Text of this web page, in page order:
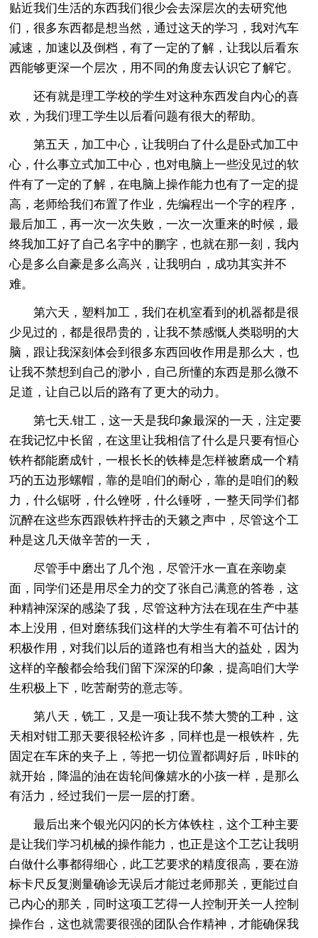
贴近我们生活的东西我们很少会去深层次的去研究他
们，很多东西都是想当然，通过这天的学习，我对汽车
减速，加速以及倒档，有了一定的了解，让我以后看东
西能够更深一个层次，用不同的角度去认识它了解它。
还有就是理工学校的学生对这种东西发自内心的喜
欢，为我们理工学生以后看问题有很大的帮助。
第五天，加工中心，让我明白了什么是卧式加工中
心，什么事立式加工中心，也对电脑上一些没见过的软
件有了一定的了解，在电脑上操作能力也有了一定的提
高，老师给我们布置了作业，先编程出一个字的程序，
最后加工，再一次一次失败，一次一次重来的时候，最
终我加工好了自己名字中的鹏字，也就在那一刻，我内
心是多么自豪是多么高兴，让我明白，成功其实并不
难。
第六天，塑料加工，我们在机室看到的机器都是很
少见过的，都是很昂贵的，让我不禁感慨人类聪明的大
脑，跟让我深刻体会到很多东西回收作用是那么大，也
让我不禁想到自己的渺小，自己所懂的东西是那么微不
足道，让自己以后的路有了更大的动力。
第七天.钳工，这一天是我印象最深的一天，注定要
在我记忆中长留，在这里让我相信了什么是只要有恒心
铁杵都能磨成针，一根长长的铁棒是怎样被磨成一个精
巧的五边形螺帽，靠的是咱们的耐心，靠的是咱们的毅
力，什么锯呀，什么锉呀，什么锤呀，一整天同学们都
沉醉在这些东西跟铁杵抨击的天籁之声中，尽管这个工
种是这几天做辛苦的一天，
尽管手中磨出了几个泡，尽管汗水一直在亲吻桌
面，同学们还是用尽全力的交了张自己满意的答卷，这
种精神深深的感染了我，尽管这种方法在现在生产中基
本上没用，但对磨练我们这样的大学生有着不可估计的
积极作用，对我们以后的道路也有相当大的益处，因为
这样的辛酸都会给我们留下深深的印象，提高咱们大学
生积极上下，吃苦耐劳的意志等。
第八天，铣工，又是一项让我不禁大赞的工种，这
天相对钳工那天要很轻松许多，同样也是一根铁杵，先
固定在车床的夹子上，等把一切位置都调好后，咔咔的
就开始，降温的油在齿轮间像嬉水的小孩一样，是那么
有活力，经过我们一层一层的打磨。
最后出来个银光闪闪的长方体铁柱，这个工种主要
是让我们学习机械的操作能力，也正是这个工艺让我明
白做什么事都得细心，此工艺要求的精度很高，要在游
标卡尺反复测量确诊无误后才能过老师那关，更能过自
己内心的那关，同时这项工艺得一人控制开关一人控制
操作台，这也就需要很强的团队合作精神，才能确保我